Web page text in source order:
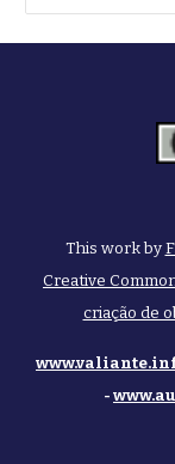
This work by
Creative
criação de
-